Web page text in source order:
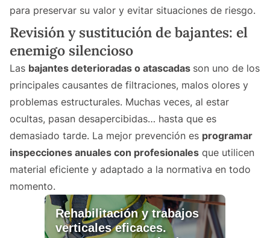
para preservar su valor y evitar situaciones de riesgo.
Revisión y sustitución de bajantes: el
enemigo silencioso
Las bajantes deterioradas o atascadas son uno de los
principales causantes de filtraciones, malos olores y
problemas estructurales. Muchas veces, al estar
ocultas, pasan desapercibidas… hasta que es
demasiado tarde. La mejor prevención es programar
inspecciones anuales con profesionales que utilicen
material eficiente y adaptado a la normativa en todo
momento.